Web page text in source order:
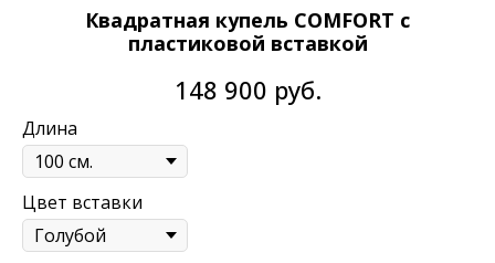
Квадратная купель COMFORT с
пластиковой вставкой
148 900 руб.
Длина
Цвет вставки